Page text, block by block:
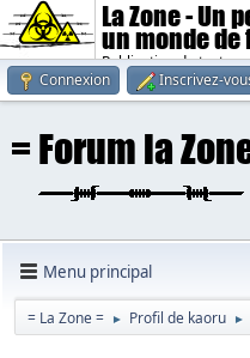
La Zone - Un
un monde de
Publication de textes
Connexion
Inscrivez-
Menu principal
= La Zone = ► Profil de kaoru ►